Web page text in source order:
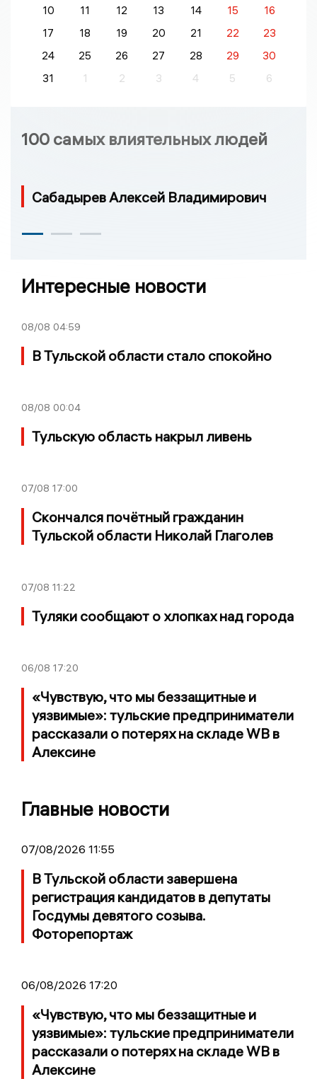
10 11 12 13 14 15
16
17
18 19 20 21 22
23
24
25 26 27 28 29
30
31
1 2 3 4 5 6
100 самых влиятельных людей
Сабадырев Алексей Владимирович
Интересные новости
08/08 04:59
В Тульской области стало спокойно
08/08 00:04
Тульскую область накрыл ливень
07/08 17:00
Скончался почётный гражданин
Тульской области Николай Глаголев
07/08 11:22
Туляки сообщают о хлопках над города
06/08 17:20
«Чувствую, что мы беззащитные и
уязвимые»: тульские предприниматели
рассказали о потерях на складе WB в
Алексине
Главные новости
07/08/2026 11:55
В Тульской области завершена
регистрация кандидатов в депутаты
Госдумы девятого созыва.
Фоторепортаж
06/08/2026 17:20
«Чувствую, что мы беззащитные и
уязвимые»: тульские предприниматели
рассказали о потерях на складе WB в
Алексине